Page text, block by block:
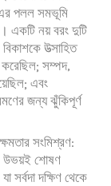
এর পলল সমভূমি
একটি নয় বরং দুটি
উত্সাহিত
সম্পদ,
এবং
জন্য ঝুঁকিপূর্ণ
সংমিশ্রণ:
উভয়ই শোষণ
সর্বদা দক্ষিণ থেকে